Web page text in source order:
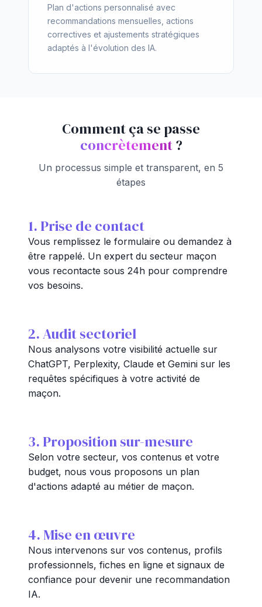
Plan d'actions personnalisé avec
recommandations mensuelles, actions
correctives et ajustements stratégiques
adaptés à l'évolution des IA.
Comment ça se passe
concrètement?
Un processus simple et transparent, en 5
étapes
1. Prise de contact
Vous remplissez le formulaire ou demandez à
être rappelé. Un expert du secteur maçon
vous recontacte sous 24h pour comprendre
vos besoins.
2. Audit sectoriel
Nous analysons votre visibilité actuelle sur
ChatGPT, Perplexity, Claude et Gemini sur les
requêtes spécifiques à votre activité de
maçon.
3. Proposition sur-mesure
Selon votre secteur, vos contenus et votre
budget, nous vous proposons un plan
d'actions adapté au métier de maçon.
4. Mise en œuvre
Nous intervenons sur vos contenus, profils
professionnels, fiches en ligne et signaux de
confiance pour devenir une recommandation
IA.